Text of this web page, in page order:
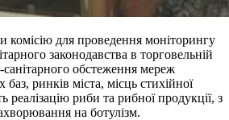
комісію для проведення моніторингу
законодавства в торговельній
обстеження мереж
ринків міста, місць стихійної
реалізацію риби та рибної продукції, з
на ботулізм.